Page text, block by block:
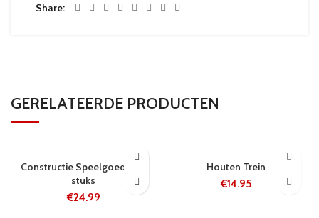
Share
GERELATEERDE PRODUCTEN
Constructie Speelgoed 240
stuks
€24.99
Houten Trein
€14.95